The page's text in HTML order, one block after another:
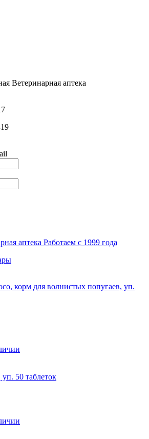
Ветеринарная аптека
Работаем с 1999 года
корм для волнистых попугаев, уп.
50 таблеток